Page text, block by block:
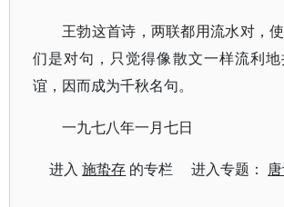
王勃这首诗，两联都用流水对，
们是对句，只觉得像散文一样流利
谊，因而成为千秋名句。
一九七八年一月七日
进入施蛰存 的专栏 进入专题：